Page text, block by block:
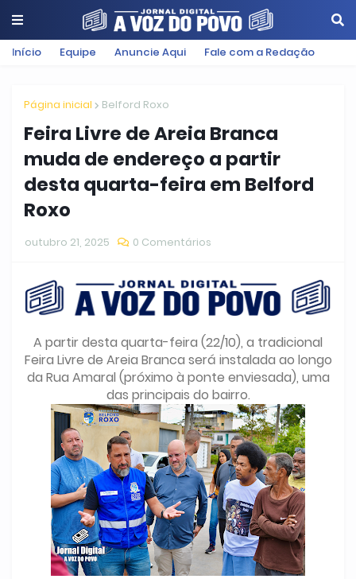
Início Equipe Anuncie Aqui Fale com a Redação
Página inicial Belford Roxo
Feira Livre de Areia Branca
muda de endereço a partir
desta quarta-feira em Belford
Roxo
outubro 21, 2025 0 Comentários
A partir desta quarta-feira (22/10), a tradicional
Feira Livre de Areia Branca será instalada ao longo
da Rua Amaral (próximo à ponte enviesada), uma
das principais do bairro.